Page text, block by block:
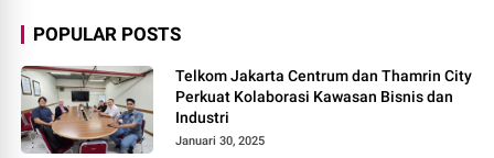
POPULAR POSTS
Telkom Jakarta Centrum dan Thamrin City
Perkuat Kolaborasi Kawasan Bisnis dan
Industri
Januari 30, 2025